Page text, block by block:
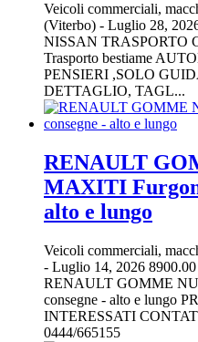
Veicoli commerciali,
(Viterbo) - Luglio 28,
NISSAN TRASPORTO
Trasporto bestiame
PENSIERI ,SOLO
DETTAGLIO, TAGL...
RENAULT
MAXITI
alto e lungo
Veicoli commerciali,
- Luglio 14, 2026
RENAULT GOMME
consegne - alto e lungo
INTERESSATI
0444/665155